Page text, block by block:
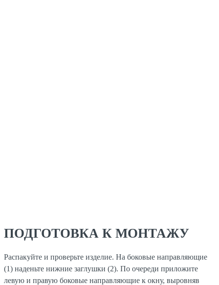
ПОДГОТОВКА К МОНТАЖУ
Распакуйте и проверьте изделие. На боковые направляющие
(1) наденьте нижние заглушки (2). По очереди приложите
левую и правую боковые направляющие к окну, выровняв